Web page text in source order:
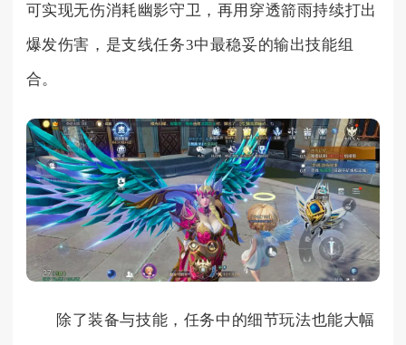
可实现无伤消耗幽影守卫，再用穿透箭雨持续打出
爆发伤害，是支线任务3中最稳妥的输出技能组
合。
除了装备与技能，任务中的细节玩法也能大幅